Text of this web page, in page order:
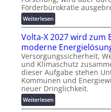
u
n
g
ö
s
u
n
g
e
n
h
u
t
z
u
n
d
d
i
g
i
t
Förderbürokratie
Weiterlesen:
M
a
s
c
h
i
n
e
n
b
Volta-X 2027 wird zum
moderne
Versorgungssicherheit,
und Klimaschutz
dieser Aufgabe stehen
Kommunen und
neuer Dringlichkeit.
Weiterlesen:
V